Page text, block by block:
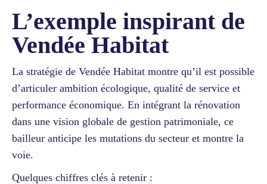
L’exemple inspirant de
Vendée Habitat
La stratégie de Vendée Habitat montre qu’il est possible
d’articuler ambition écologique, qualité de service et
performance économique. En intégrant la rénovation
dans une vision globale de gestion patrimoniale, ce
bailleur anticipe les mutations du secteur et montre la
voie.
Quelques chiffres clés à retenir :